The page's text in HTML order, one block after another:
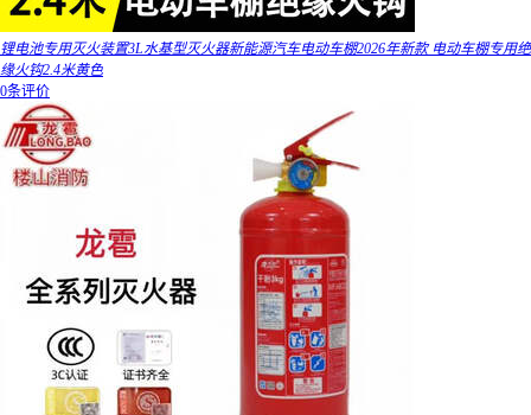
锂电池专用灭火装置3L水基型灭火器新能源汽车电动车棚2026年新款 电动车棚专用绝
缘火钩2.4米黄色
0条评价